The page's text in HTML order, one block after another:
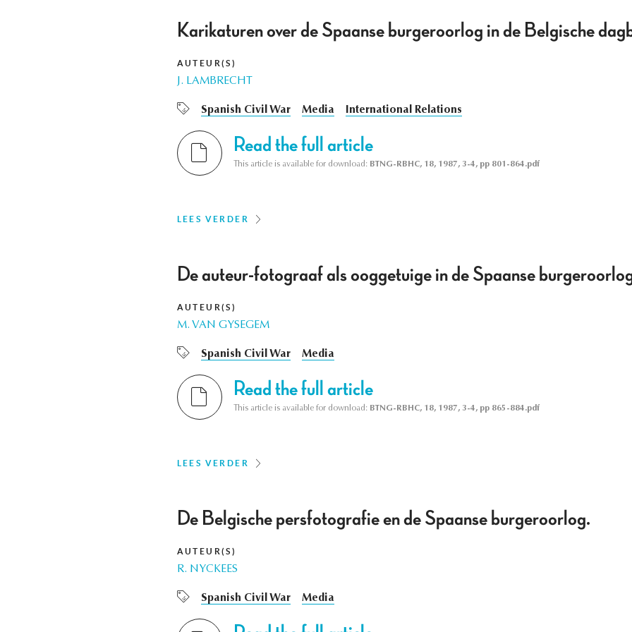
Karikaturen over de Spaanse burgeroorlog in de Belgische
AUTEUR(S)
J. LAMBRECHT
Spanish Civil War Media International Relations
Read the full article
This article is available for download: BTNG-RBHC, 18, 1987, 3-4, pp 801-864.pdf
LEES VERDER
De auteur-fotograaf als ooggetuige in de Spaanse
AUTEUR(S)
M. VAN GYSEGEM
Spanish Civil War Media
Read the full article
This article is available for download: BTNG-RBHC, 18, 1987, 3-4, pp 865-884.pdf
LEES VERDER
De Belgische persfotografie en de Spaanse burgeroorlog.
AUTEUR(S)
R. NYCKEES
Spanish Civil War Media